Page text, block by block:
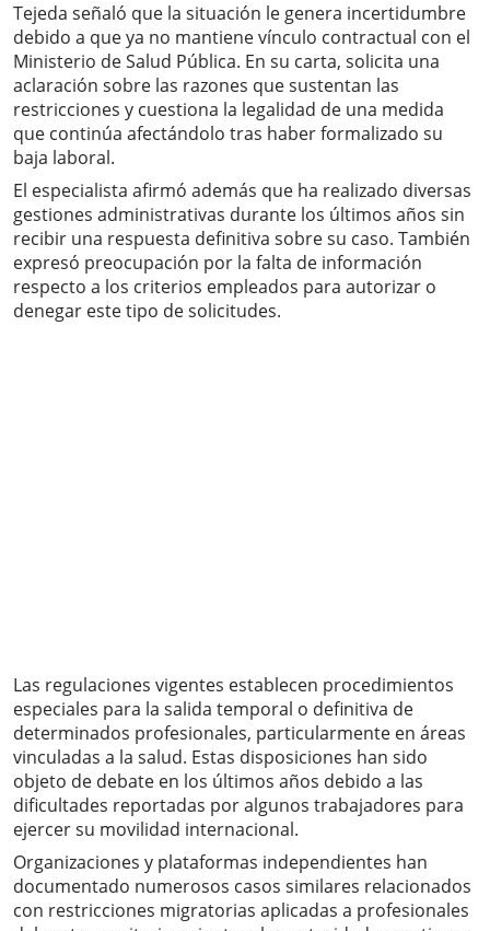
Tejeda señaló que la situación le genera incertidumbre
debido a que ya no mantiene vínculo contractual con el
Ministerio de Salud Pública. En su carta, solicita una
aclaración sobre las razones que sustentan las
restricciones y cuestiona la legalidad de una medida
que continúa afectándolo tras haber formalizado su
baja laboral.
El especialista afirmó además que ha realizado diversas
gestiones administrativas durante los últimos años sin
recibir una respuesta definitiva sobre su caso. También
expresó preocupación por la falta de información
respecto a los criterios empleados para autorizar o
denegar este tipo de solicitudes.
Las regulaciones vigentes establecen procedimientos
especiales para la salida temporal o definitiva de
determinados profesionales, particularmente en áreas
vinculadas a la salud. Estas disposiciones han sido
objeto de debate en los últimos años debido a las
dificultades reportadas por algunos trabajadores para
ejercer su movilidad internacional.
Organizaciones y plataformas independientes han
documentado numerosos casos similares relacionados
con restricciones migratorias aplicadas a profesionales